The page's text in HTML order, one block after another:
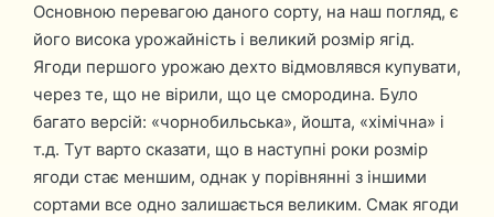
Основною перевагою даного сорту, на наш погляд, є
його висока урожайність і великий розмір ягід.
Ягоди першого урожаю дехто відмовлявся купувати,
через те, що не вірили, що це смородина. Було
багато версій: «чорнобильська», йошта, «хімічна» і
т.д. Тут варто сказати, що в наступні роки розмір
ягоди стає меншим, однак у порівнянні з іншими
сортами все одно залишається великим. Смак ягоди